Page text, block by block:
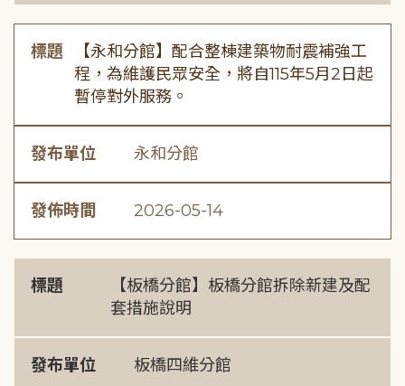
標題
【永和分館】配合整棟建築物耐震補強工
程，為維護民眾安全，將自115年5月2日起
暫停對外服務。
發布單位 永和分館
發佈時間 2026-05-14
標題
【板橋分館】板橋分館拆除新建及配
套措施說明
發布單位 板橋四維分館